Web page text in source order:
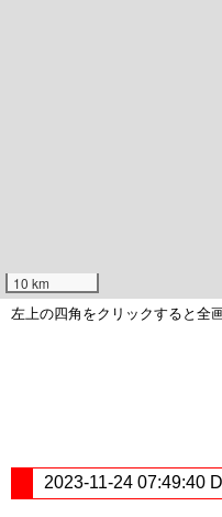
10 km
左上の四角をクリックすると全
2023-11-24 07:49:40